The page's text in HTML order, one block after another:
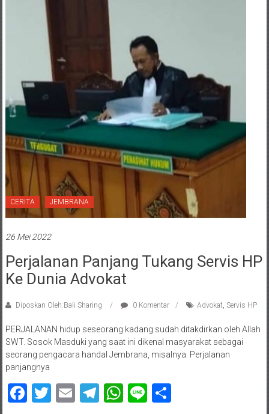
CERITA JEMBRANA
26 Mei 2022
Perjalanan Panjang Tukang Servis HP
Ke Dunia Advokat
Diposkan Oleh:Bali Sharing 0 Komentar Advokat, Servis HP
PERJALANAN hidup seseorang kadang sudah ditakdirkan oleh Allah
SWT. Sosok Masduki yang saat ini dikenal masyarakat sebagai
seorang pengacara handal Jembrana, misalnya. Perjalanan
panjangnya
Facebook
Twitter
EmailTelegram
WhatsApp
Line